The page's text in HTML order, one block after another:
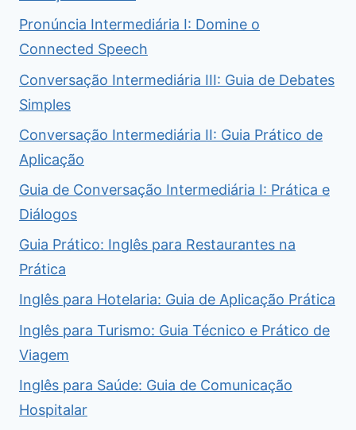
Pronúncia Intermediária I: Domine o
Connected Speech
Conversação Intermediária III: Guia de Debates
Simples
Conversação Intermediária II: Guia Prático de
Aplicação
Guia de Conversação Intermediária I: Prática e
Diálogos
Guia Prático: Inglês para Restaurantes na
Prática
Inglês para Hotelaria: Guia de Aplicação Prática
Inglês para Turismo: Guia Técnico e Prático de
Viagem
Inglês para Saúde: Guia de Comunicação
Hospitalar